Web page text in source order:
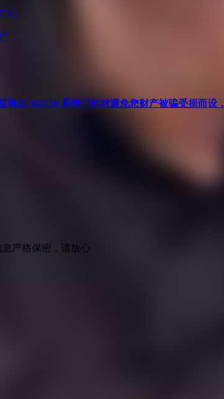
心
话 962110 系专门针对避免您财产被骗受损而设
严格保密，请放心